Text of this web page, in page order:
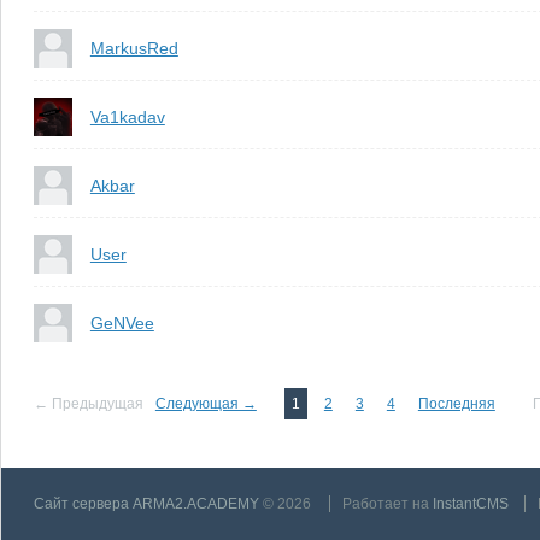
MarkusRed
Va1kadav
Akbar
User
GeNVee
← Предыдущая Следующая → 1 2 3 4 Последняя
Сайт сервера ARMA2.ACADEMY© 2026 Работает на InstantCMS